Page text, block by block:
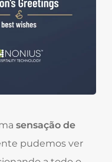
sensação de
pudemos ver